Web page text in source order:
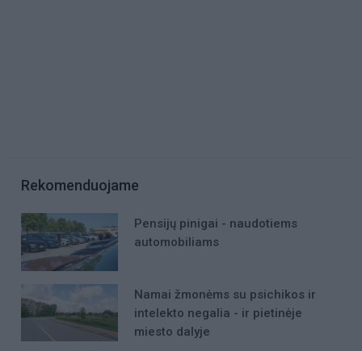
Rekomenduojame
Pensijų pinigai - naudotiems
automobiliams
Namai žmonėms su psichikos ir
intelekto negalia - ir pietinėje
miesto dalyje